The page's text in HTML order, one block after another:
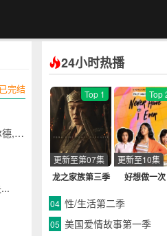
已完结
,丹
24小时热播
龙之家族第三季
Top 1
更新至第07集
好想做一次
Top
更新至10集
04 性/生活第二季
05 美国爱情故事第一季